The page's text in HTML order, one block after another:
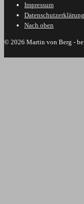
Impressum
Datenschutzerklärung
Nach oben
© 2026 Martin von Berg -